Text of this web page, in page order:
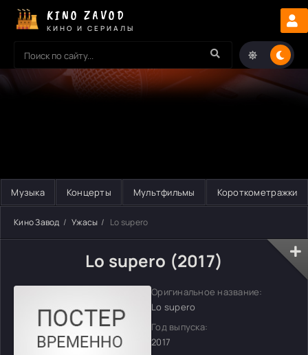
KINO ZAVOD
КИНО И СЕРИАЛЫ
Музыка Концерты Мультфильмы Короткометражки
Кино Завод Ужасы Lo supero
Lo supero (2017)
Оригинальное название:
Lo supero
Год выпуска:
2017